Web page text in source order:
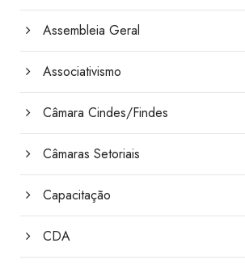
Assembleia Geral
Associativismo
Câmara Cindes/Findes
Câmaras Setoriais
Capacitação
CDA